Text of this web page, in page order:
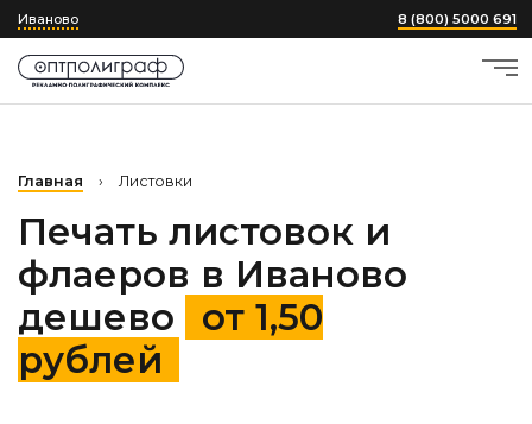
Иваново 8 (800) 5000 691
Главная › Листовки
Печать листовок и
флаеров в Иваново
дешево
от 1,50
рублей